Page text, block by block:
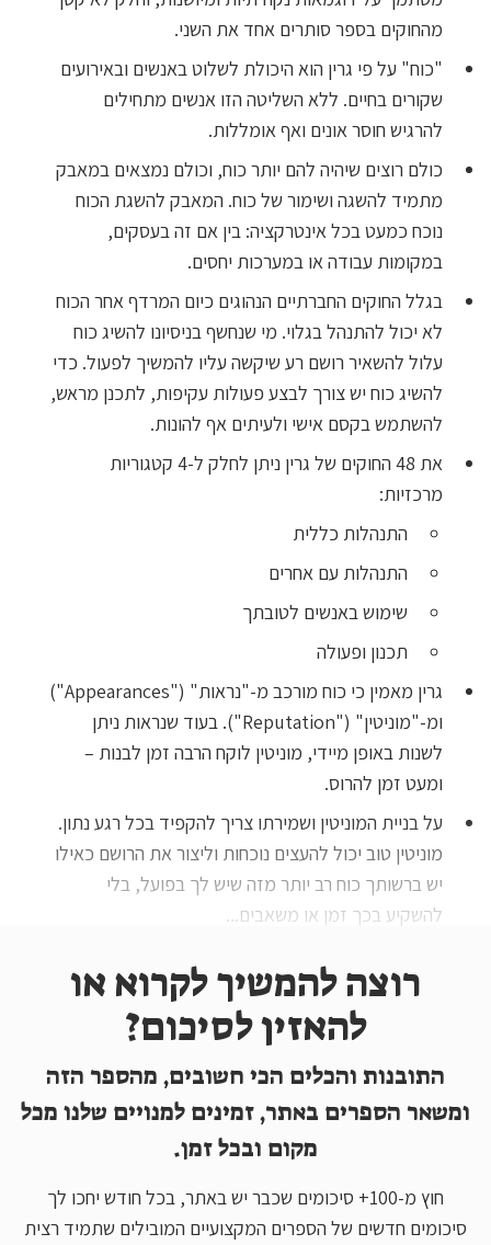
מהחוקים בספר סותרים אחד את השני.
"כוח" על פי גרין הוא היכולת לשלוט באנשים ובאירועים
שקורים בחיים. ללא השליטה הזו אנשים מתחילים
להרגיש חוסר אונים ואף אומללות.
כולם רוצים שיהיה להם יותר כוח, וכולם נמצאים במאבק
מתמיד להשגה ושימור של כוח. המאבק להשגת הכוח
נוכח כמעט בכל אינטרקציה: בין אם זה בעסקים,
במקומות עבודה או במערכות יחסים.
בגלל החוקים החברתיים הנהוגים כיום המרדף אחר הכוח
לא יכול להתנהל בגלוי. מי שנחשף בניסיונו להשיג כוח
עלול להשאיר רושם רע שיקשה עליו להמשיך לפעול. כדי
להשיג כוח יש צורך לבצע פעולות עקיפות, לתכנן מראש,
להשתמש בקסם אישי ולעיתים אף להונות.
את 48 החוקים של גרין ניתן לחלק ל-4 קטגוריות
מרכזיות:
התנהלות כללית
התנהלות עם אחרים
שימוש באנשים לטובתך
תכנון ופעולה
גרין מאמין כי כוח מורכב מ-"נראות" ("Appearances")
ומ-"מוניטין" ("Reputation"). בעוד שנראות ניתן
לשנות באופן מיידי, מוניטין לוקח הרבה זמן לבנות –
ומעט זמן להרוס.
על בניית המוניטין ושמירתו צריך להקפיד בכל רגע נתון.
מוניטין טוב יכול להעצים נוכחות וליצור את הרושם כאילו
יש ברשותך כוח רב יותר מזה שיש לך בפועל, בלי
להשקיע בכך זמן או משאבים...
רוצה להמשיך לקרוא או
להאזין לסיכום?
התובנות והכלים הכי חשובים, מהספר הזה
ומשאר הספרים באתר, זמינים למנויים שלנו מכל
מקום ובכל זמן.
חוץ מ-100+ סיכומים שכבר יש באתר, בכל חודש יחכו לך
סיכומים חדשים של הספרים המקצועיים המובילים שתמיד רצית